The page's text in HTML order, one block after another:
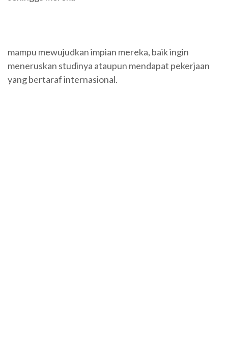
mampu mewujudkan impian mereka, baik ingin
meneruskan studinya ataupun mendapat pekerjaan
yang bertaraf internasional.